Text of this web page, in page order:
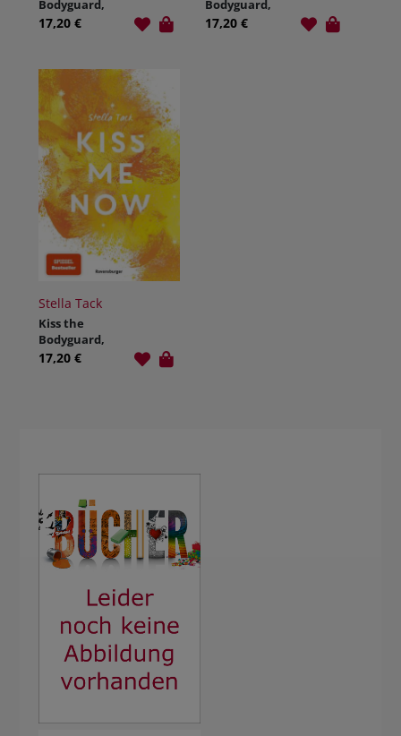
Bodyguard,
Band 1 - Kiss
17,20 €
Bodyguard,
Band 2 - Kiss
17,20 €
Stella Tack
Kiss the
Bodyguard,
Band 3 - Kiss
17,20 €